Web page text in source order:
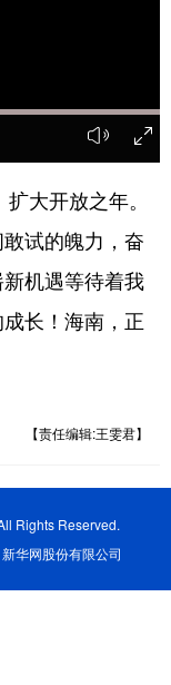
大开放之年。
试的魄力，奋
机遇等待着我
长！海南，正
【责任编辑:王雯君】
Rights Reserved.
华网股份有限公司